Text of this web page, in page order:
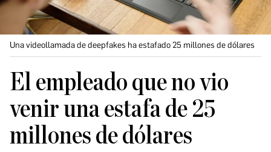
Una videollamada de deepfakes ha estafado 25 millones de dólares
El empleado que no vio
venir una estafa de 25
millones de dólares